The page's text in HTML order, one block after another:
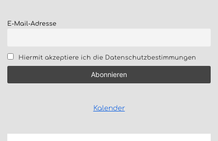
E-Mail-Adresse
Hiermit akzeptiere ich die Datenschutzbestimmungen
Kalender